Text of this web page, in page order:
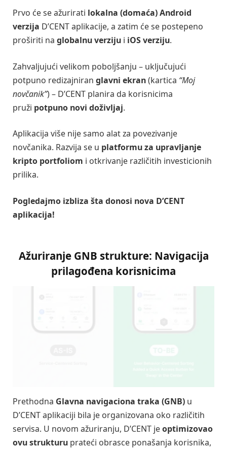
Prvo će se ažurirati lokalna (domaća) Android
verzija D’CENT aplikacije, a zatim će se postepeno
proširiti na globalnu verziju i iOS verziju.
Zahvaljujući velikom poboljšanju – uključujući
potpuno redizajniran glavni ekran(kartica “Moj
novčanik”) – D’CENT planira da korisnicima
pruži potpuno novi doživljaj.
Aplikacija više nije samo alat za povezivanje
novčanika. Razvija se u platformu za upravljanje
kripto portfoliom i otkrivanje različitih investicionih
prilika.
Pogledajmo izbliza šta donosi nova D’CENT
aplikacija!
Ažuriranje GNB strukture: Navigacija
prilagođena korisnicima
Prethodna Glavna navigaciona traka (GNB) u
D’CENT aplikaciji bila je organizovana oko različitih
servisa. U novom ažuriranju, D’CENT jeoptimizovao
ovu strukturu prateći obrasce ponašanja korisnika,